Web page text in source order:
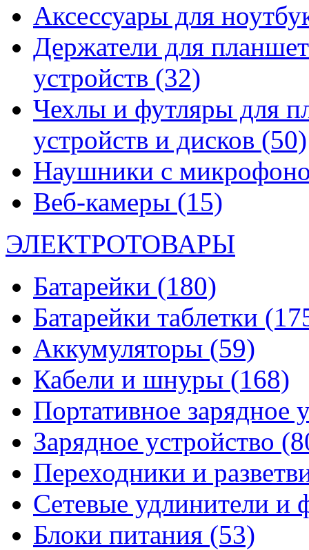
Аксессуары для
Держатели для
устройств (32)
Чехлы и футляры для
устройств и дисков (50)
Наушники с
Веб-камеры (15)
ЭЛЕКТРОТОВАРЫ
Батарейки (180)
Батарейки таблетки
Аккумуляторы (59)
Кабели и шнуры (168)
Портативное зарядное
Зарядное устройство
Переходники и
Сетевые удлинители и
Блоки питания (53)